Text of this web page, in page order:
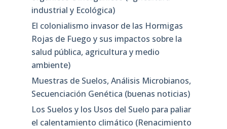
industrial y Ecológica)
El colonialismo invasor de las Hormigas
Rojas de Fuego y sus impactos sobre la
salud pública, agricultura y medio
ambiente)
Muestras de Suelos, Análisis Microbianos,
Secuenciación Genética (buenas noticias)
Los Suelos y los Usos del Suelo para paliar
el calentamiento climático (Renacimiento